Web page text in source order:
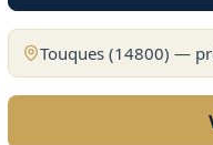
Touques(14800) —